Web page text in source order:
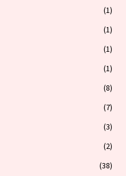
(1)
(1)
(1)
(1)
(8)
(7)
(3)
(2)
(38)